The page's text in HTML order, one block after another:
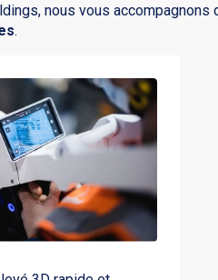
nous vous accompagnons
.